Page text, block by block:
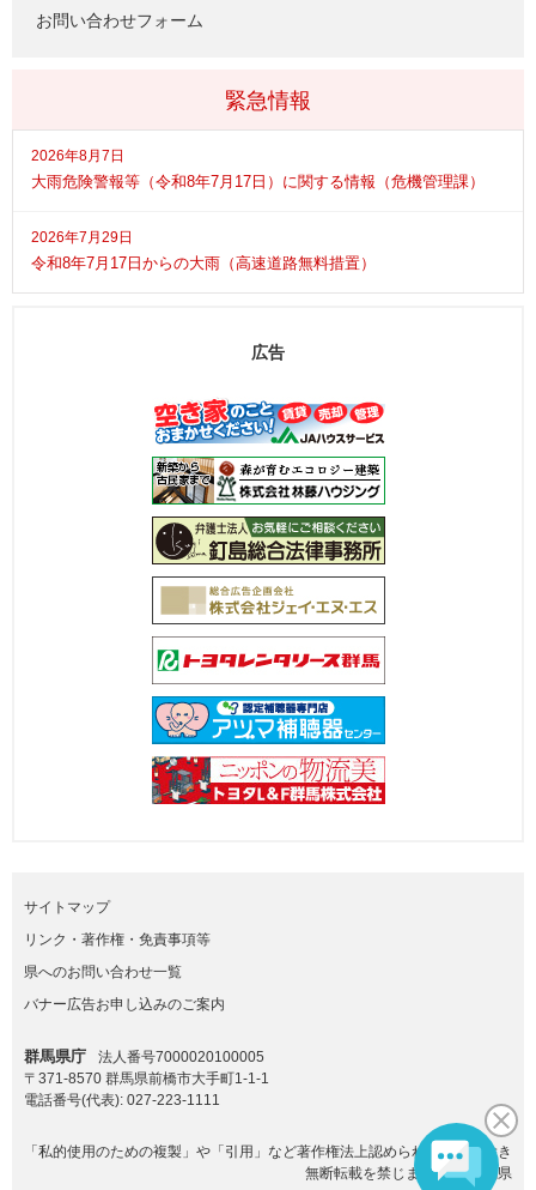
お問い合わせフォーム
緊急情報
2026年8月7日
大雨危険警報等（令和8年7月17日）に関する情報（危機管理課）
2026年7月29日
令和8年7月17日からの大雨（高速道路無料措置）
広告
サイトマップ
リンク・著作権・免責事項等
県へのお問い合わせ一覧
バナー広告お申し込みのご案内
群馬県庁
法人番号7000020100005
〒371-8570 群馬県前橋市大手町1-1-1
電話番号(代表): 027-223-1111
「私的使用のための複製」や「引用」など著作権法上認められた場合を除き
無断転載を禁じます。(C)群馬県